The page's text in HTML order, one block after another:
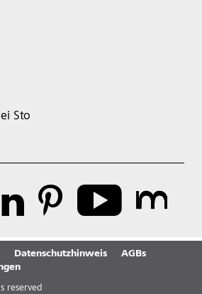
Sto
Datenschutzhinweis
AGBs
reserved